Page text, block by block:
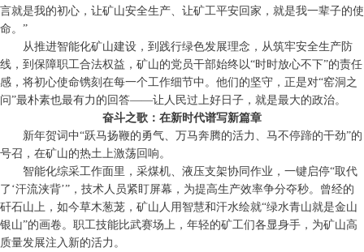
言就是我的初心，让矿山安全生产、让矿工平安回家，就是我一辈子的使
命。”
从推进智能化矿山建设，到践行绿色发展理念，从筑牢安全生产防
线，到保障职工合法权益，矿山的党员干部始终以“时时放心不下”的责任
感，将初心使命镌刻在每一个工作细节中。他们的坚守，正是对“窑洞之
问”最朴素也最有力的回答——让人民过上好日子，就是最大的政治。
奋斗之歌：在新时代谱写新篇章
新年贺词中“跃马扬鞭的勇气、万马奔腾的活力、马不停蹄的干劲”的
号召，在矿山的热土上激荡回响。
智能化综采工作面里，采煤机、液压支架协同作业，一键启停“取代
了‘汗流浃背’”，技术人员紧盯屏幕，为提高生产效率争分夺秒。曾经的
矸石山上，如今草木葱茏，矿山人用智慧和汗水绘就“绿水青山就是金山
银山”的画卷。职工技能比武赛场上，年轻的矿工们各显身手，为矿山高
质量发展注入新的活力。